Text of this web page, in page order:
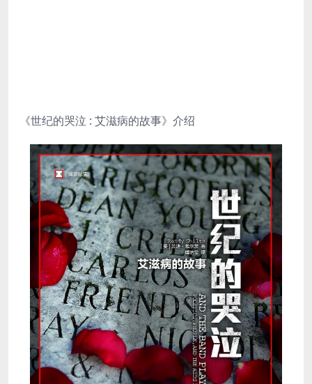
《世纪的哭泣 : 艾滋病的故事》介绍